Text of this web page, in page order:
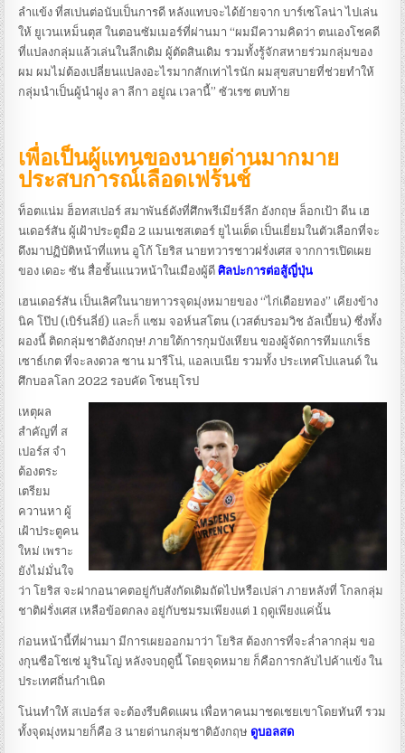
ลำแข้ง ที่สเปนต่อนับเป็นการดี หลังแทบจะได้ย้ายจาก บาร์เซโลน่า ไปเล่น
ให้ ยูเวนเหม็นตุส ในตอนซัมเมอร์ที่ผ่านมา “ผมมีความคิดว่า ตนเองโชคดี
ที่แปลงกลุ่มแล้วเล่นในลีกเดิม ผู้ตัดสินเดิม รวมทั้งรู้จักสหายร่วมกลุ่มของ
ผม ผมไม่ต้องเปลี่ยนแปลงอะไรมากสักเท่าไรนัก ผมสุขสบายที่ช่วยทำให้
กลุ่มนำเป็นผู้นำฝูง ลา ลีกา อยู่ณ เวลานี้” ซัวเรซ ตบท้าย
เพื่อเป็นผู้แทนของนายด่านมากมาย
ประสบการณ์เลือดเฟร้นช์
ท็อตแน่ม ฮ็อทสเปอร์ สมาพันธ์ดังที่ศึกพรีเมียร์ลีก อังกฤษ ล็อกเป้า ดีน เฮ
นเดอร์สัน ผู้เฝ้าประตูมือ 2 แมนเชสเตอร์ ยูไนเต็ด เป็นเยี่ยมในตัวเลือกที่จะ
ดึงมาปฏิบัติหน้าที่แทน อูโก้ โยริส นายทวารชาวฝรั่งเศส จากการเปิดเผย
ของ เดอะ ซัน สื่อชั้นแนวหน้าในเมืองผู้ดีศิลปะการต่อสู้ญี่ปุ่น
เฮนเดอร์สัน เป็นเลิศในนายทาวรจุดมุ่งหมายของ “ไก่เดือยทอง” เคียงข้าง
นิค โป๊ป (เบิร์นลี่ย์) และก็ แซม จอห์นสโตน (เวสต์บรอมวิช อัลเบี้ยน) ซึ่งทั้ง
ผองนี้ ติดกลุ่มชาติอังกฤษ! ภายใต้การกุมบังเหียน ของผู้จัดการทีมแกเร็ธ
เซาธ์เกต ที่จะลงดวล ซาน มารีโน่, แอลเบเนีย รวมทั้ง ประเทศโปแลนด์ ใน
ศึกบอลโลก 2022 รอบคัด โซนยุโรป
เหตุผล
สำคัญที่ ส
เปอร์ส จำ
ต้องตระ
เตรียม
ควานหา ผู้
เฝ้าประตูคน
ใหม่ เพราะ
ยังไม่มั่นใจ
ว่า โยริส จะฝากอนาคตอยู่กับสังกัดเดิมถัดไปหรือเปล่า ภายหลังที่ โกลกลุ่ม
ชาติฝรั่งเศส เหลือข้อตกลง อยู่กับชมรมเพียงแต่ 1 ฤดูเพียงแค่นั้น
ก่อนหน้านี้ที่ผ่านมา มีการเผยออกมาว่า โยริส ต้องการที่จะล่ำลากลุ่ม ขอ
งกุนซือโชเซ่ มูรินโญ่ หลังจบฤดูนี้ โดยจุดหมาย ก็คือการกลับไปค้าแข้ง ใน
ประเทศถิ่นกำเนิด
โน่นทำให้ สเปอร์ส จะต้องรีบคิดแผน เพื่อหาคนมาชดเชยเขาโดยทันที รวม
ทั้งจุดมุ่งหมายก็คือ 3 นายด่านกลุ่มชาติอังกฤษ ดูบอลสด